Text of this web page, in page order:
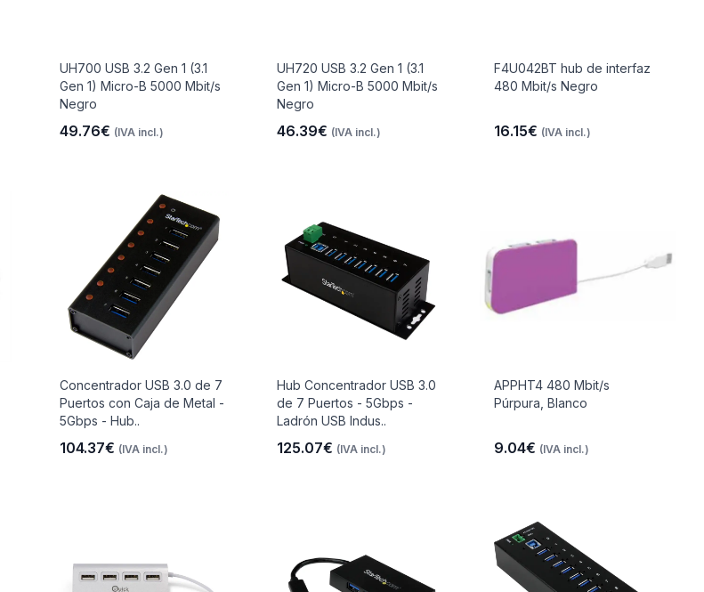
UH700 USB 3.2 Gen 1 (3.1
Gen 1) Micro-B 5000 Mbit/s
Negro
49.76€ (IVA incl.)
UH720 USB 3.2 Gen 1 (3.1
Gen 1) Micro-B 5000 Mbit/s
Negro
46.39€ (IVA incl.)
F4U042BT hub de interfaz
480 Mbit/s Negro
16.15€ (IVA incl.)
Concentrador USB 3.0 de 7
Puertos con Caja de Metal -
5Gbps - Hub..
104.37€ (IVA incl.)
Hub Concentrador USB 3.0
de 7 Puertos - 5Gbps -
Ladrón USB Indus..
125.07€ (IVA incl.)
APPHT4 480 Mbit/s
Púrpura, Blanco
9.04€ (IVA incl.)